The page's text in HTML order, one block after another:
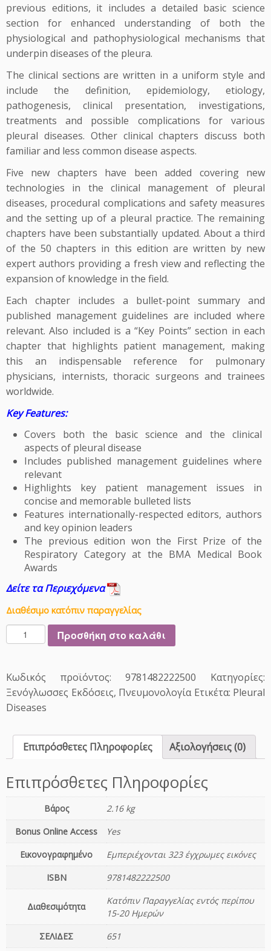
previous editions, it includes a detailed basic science
section for enhanced understanding of both the
physiological and pathophysiological mechanisms that
underpin diseases of the pleura.
The clinical sections are written in a uniform style and
include the definition, epidemiology, etiology,
pathogenesis, clinical presentation, investigations,
treatments and possible complications for various
pleural diseases. Other clinical chapters discuss both
familiar and less common disease aspects.
Five new chapters have been added covering new
technologies in the clinical management of pleural
diseases, procedural complications and safety measures
and the setting up of a pleural practice. The remaining
chapters have been substantially updated. About a third
of the 50 chapters in this edition are written by new
expert authors providing a fresh view and reflecting the
expansion of knowledge in the field.
Each chapter includes a bullet-point summary and
published management guidelines are included where
relevant. Also included is a “Key Points” section in each
chapter that highlights patient management, making
this an indispensable reference for pulmonary
physicians, internists, thoracic surgeons and trainees
worldwide.
Key Features:
Covers both the basic science and the clinical
aspects of pleural disease
Includes published management guidelines where
relevant
Highlights key patient management issues in
concise and memorable bulleted lists
Features internationally-respected editors, authors
and key opinion leaders
The previous edition won the First Prize of the
Respiratory Category at the BMA Medical Book
Awards
Δείτε τα Περιεχόμενα
Διαθέσιμο κατόπιν παραγγελίας
T
e
b
o
o
e
r
l
i
s
Προσθήκη στο καλάθι
Κωδικός προϊόντος:9781482222500
Κατηγορίες:
Ξενόγλωσσες Εκδόσεις, Πνευμονολογία Ετικέτα: Pleural
Diseases
Επιπρόσθετες Πληροφορίες Αξιολογήσεις (0)
Επιπρόσθετες Πληροφορίες
Βάρος
2.16 kg
Bonus Online Access
Yes
Εικονογραφημένο
Εμπεριέχονται 323 έγχρωμες εικόνες
ISBN
9781482222500
Διαθεσιμότητα
Κατόπιν Παραγγελίας εντός περίπου
15-20 Ημερών
ΣΕΛΙΔΕΣ
651